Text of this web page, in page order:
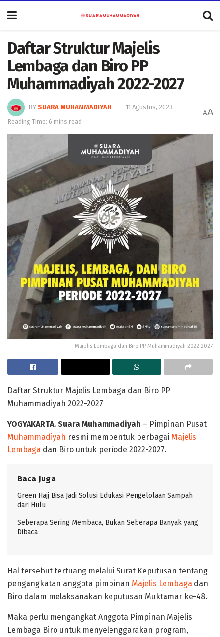
Daftar Struktur Majelis
Lembaga dan Biro PP
Muhammadiyah 2022-2027
BY SUARA MUHAMMADIYAH
11 Agustus, 2023
Reading Time: 6 mins read
AA
Majelis Lembaga dan Biro PP Muhammadiyah 2022-2027
Daftar Struktur Majelis Lembaga dan Biro PP
Muhammadiyah 2022-2027
YOGYAKARTA, Suara Muhammadiyah – Pimpinan Pusat
Muhammadiyah resmi membentuk berbagai Majelis
Lembaga dan Biro untuk periode 2022-2027.
Baca Juga
Green Hajj Bisa Jadi Solusi Edukasi Pengelolaan Sampah
dari Hulu
Seberapa Sering Membaca, Bukan Seberapa Banyak yang
Dibaca
Hal tersebut tertuang melalui Surat Keputusan tentang
pengangkatan anggota pimpinan Majelis Lembaga dan
Biro dalam melaksanakan keputusan Muktamar ke-48.
Maka perlu mengangkat Anggota Pimpinan Majelis
Lembaga Biro untuk menyelenggarakan program,